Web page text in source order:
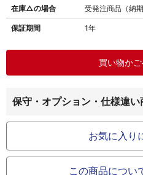
在庫△の場合 受発注商品（納
保証期間 1年
保守・オプション・仕様違い
お気に入り
この商品につい